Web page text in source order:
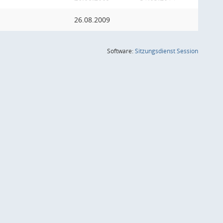
26.08.2009
Software:SitzungsdienstSession(Wird in